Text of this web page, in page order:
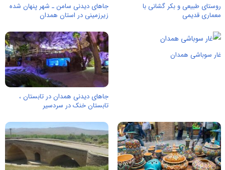
روستای طبیعی و بکر گشانی با
معماری قدیمی
جاهای دیدنی سامن ـ‌ شهر پنهان شده
زیرزمینی در استان همدان
غار سوباشی همدان
جاهای دیدنی همدان در تابستان ،
تابستان خنک در سردسیر